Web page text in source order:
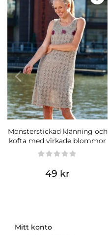
Mönsterstickad klänning och
kofta med virkade blommor
49 kr
Mitt konto